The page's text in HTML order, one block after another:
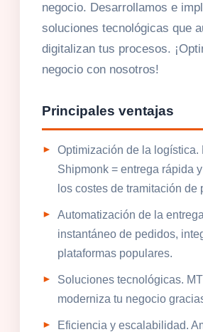
negocio. Desarrollamos e
soluciones tecnológicas que
digitalizan tus procesos.
negocio con nosotros!
Principales ventajas
Optimización de la logística.
Shipmonk = entrega rápida
los costes de tramitación de
Automatización de la
instantáneo de pedidos,
plataformas populares.
Soluciones tecnológicas.
moderniza tu negocio
Eficiencia y escalabilidad.